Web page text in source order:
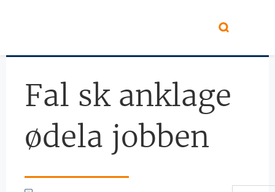
Fal sk anklage
ødela jobben